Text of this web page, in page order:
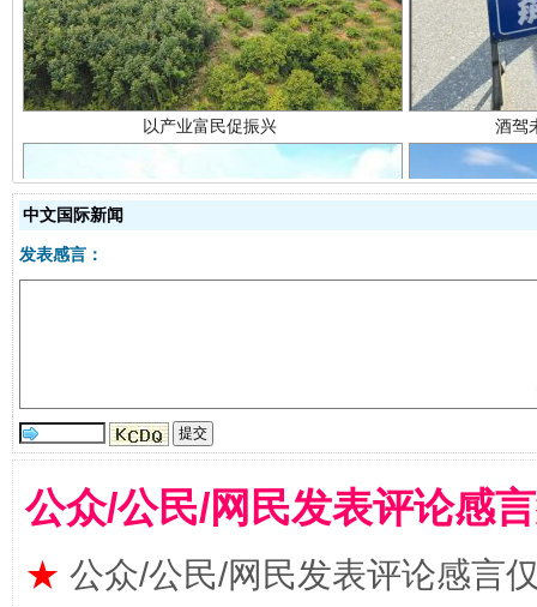
中文国际新闻
发表感言：
公众/公民/网民发表评论感
★ 公众/公民/网民发表评论感言